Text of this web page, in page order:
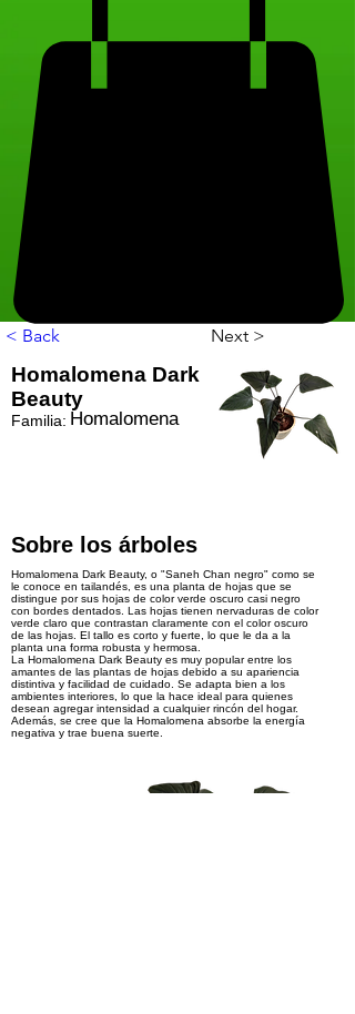
< Back Next >
Homalomena Dark
Beauty
Familia: Homalomena
Sobre los árboles
Homalomena Dark Beauty, o "Saneh Chan negro" como se
le conoce en tailandés, es una planta de hojas que se
distingue por sus hojas de color verde oscuro casi negro
con bordes dentados. Las hojas tienen nervaduras de color
verde claro que contrastan claramente con el color oscuro
de las hojas. El tallo es corto y fuerte, lo que le da a la
planta una forma robusta y hermosa.
La Homalomena Dark Beauty es muy popular entre los
amantes de las plantas de hojas debido a su apariencia
distintiva y facilidad de cuidado. Se adapta bien a los
ambientes interiores, lo que la hace ideal para quienes
desean agregar intensidad a cualquier rincón del hogar.
Además, se cree que la Homalomena absorbe la energía
negativa y trae buena suerte.